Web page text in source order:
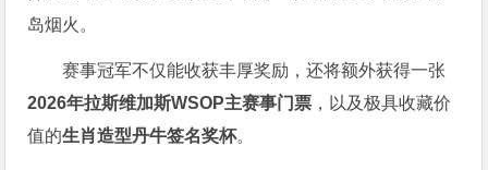
岛烟火。
赛事冠军不仅能收获丰厚奖励，还将额外获得一张
2026年拉斯维加斯WSOP主赛事门票 ，以及极具收藏价
值的生肖造型丹牛签名奖杯。